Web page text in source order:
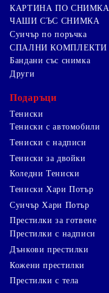
КАРТИНА ПО СНИМКА
ЧАШИ СЪС СНИМКА
Суичър по поръчка
СПАЛНИ КОМПЛЕКТИ
Бандани със снимка
Други
Подаръци
Тениски
Тениски с автомобили
Тениски с надписи
Тениски за двойки
Коледни Тениски
Тениски Хари Потър
Суичър Хари Потър
Престилки за готвене
Престилки с надписи
Дънкови престилки
Кожени престилки
Престилки с тела